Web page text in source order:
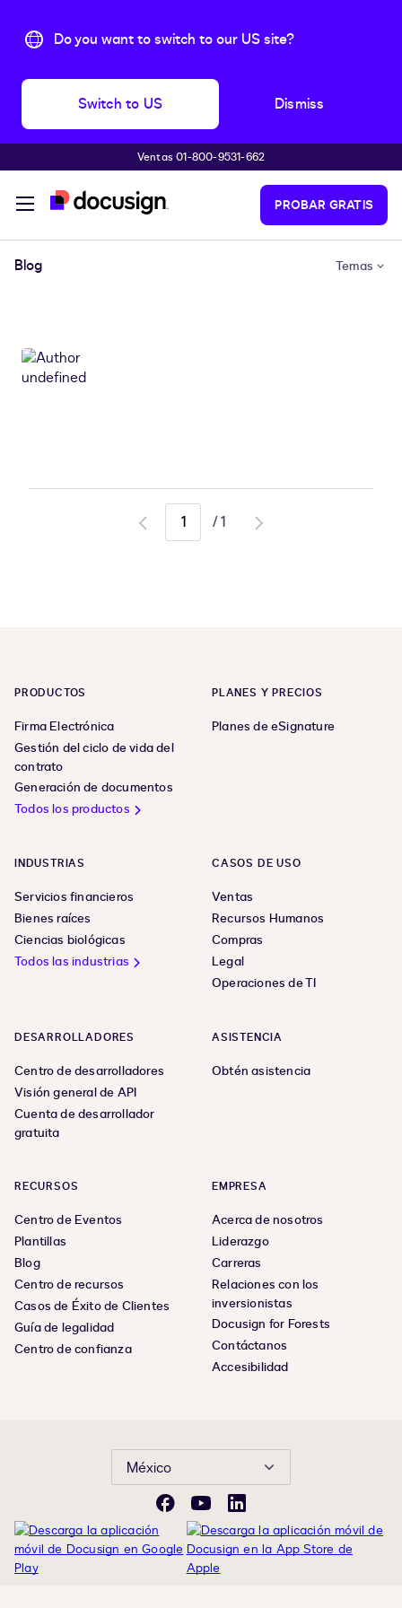
Do you want to switch to our US site?
Switch to US Dismiss
Accede al contenido principalVentas 01-800-9531-662
PROBAR GRATIS
Blog Temas
Go
/1
Go
PRODUCTOS
Firma Electrónica
Gestión del ciclo de vida del
contrato
Generación de documentos
Todos los productos
PLANES Y PRECIOS
Planes de eSignature
INDUSTRIAS
Servicios financieros
Bienes raíces
Ciencias biológicas
Todos las industrias
CASOS DE USO
Ventas
Recursos Humanos
Compras
Legal
Operaciones de TI
DESARROLLADORES
Centro de desarrolladores
Visión general de API
Cuenta de desarrollador
gratuita
ASISTENCIA
Obtén asistencia
RECURSOS
Centro de Eventos
Plantillas
Blog
Centro de recursos
Casos de Éxito de Clientes
Guía de legalidad
Centro de confianza
EMPRESA
Acerca de nosotros
Liderazgo
Carreras
Relaciones con los
inversionistas
Docusign for Forests
Contáctanos
Accesibilidad
México
FacebookYouTubeLinkedIn